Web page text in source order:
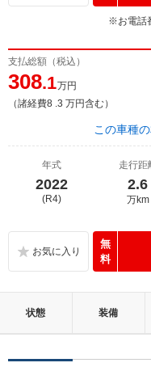
※お電話
支払総額（税込）
308.1万円
（諸経費8 .3 万円含む）
この車種
年式
2022
(R4)
走行距
2.6
万km
無
料
状態 装備